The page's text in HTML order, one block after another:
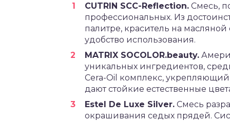
CUTRIN SCC-Reflection. Смесь,
профессиональных. Из
палитре, краситель на
удобство использования.
MATRIX SOCOLOR.beauty.
уникальных ингредиентов,
Cera-Oil комплекс,
дают стойкие естественные
Estel De Luxe Silver. Смесь
окрашивания седых прядей.